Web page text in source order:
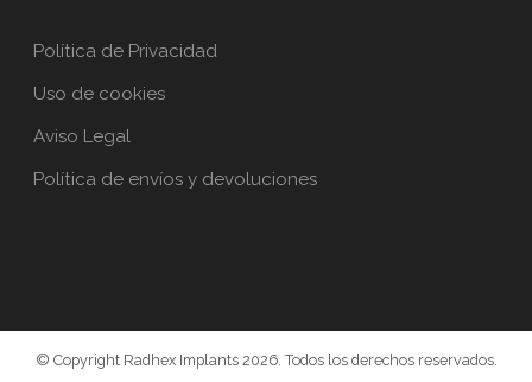
Política de Privacidad
Uso de cookies
Aviso Legal
Política de envíos y devoluciones
© Copyright Radhex Implants 2026. Todos los derechos reservados.